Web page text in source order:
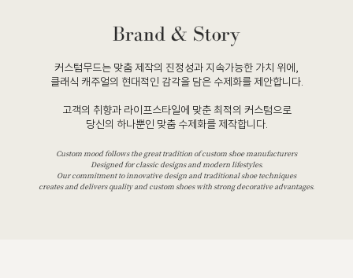
커스텀무드는 맞춤 제작의 진정성과 지속가능한 가치 위에,
클래식 캐주얼의 현대적인 감각을 담은 수제화를 제안합니다.
고객의 취향과 라이프스타일에 맞춘 최적의 커스텀으로
당신의 하나뿐인 맞춤 수제화를 제작합니다.
Custom mood follows the great tradition of custom shoe manufacturers
Designed for classic designs and modern lifestyles.
Our commitment to innovative design and traditional shoe techniques
creates and delivers quality and custom shoes with strong decorative advantages.